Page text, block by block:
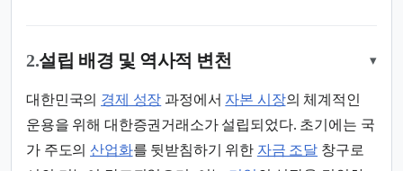
2.설립 배경 및 역사적 변천 ▾
대한민국의 경제 성장 과정에서 자본 시장의 체계적인
운용을 위해 대한증권거래소가 설립되었다. 초기에는 국
가 주도의산업화를 뒷받침하기 위한 자금 조달 창구로